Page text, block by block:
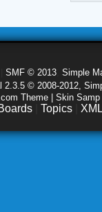
SMF © 2013 Simple
2.3.5 © 2008-2012,
Theme | Skin Samp
Topics XML